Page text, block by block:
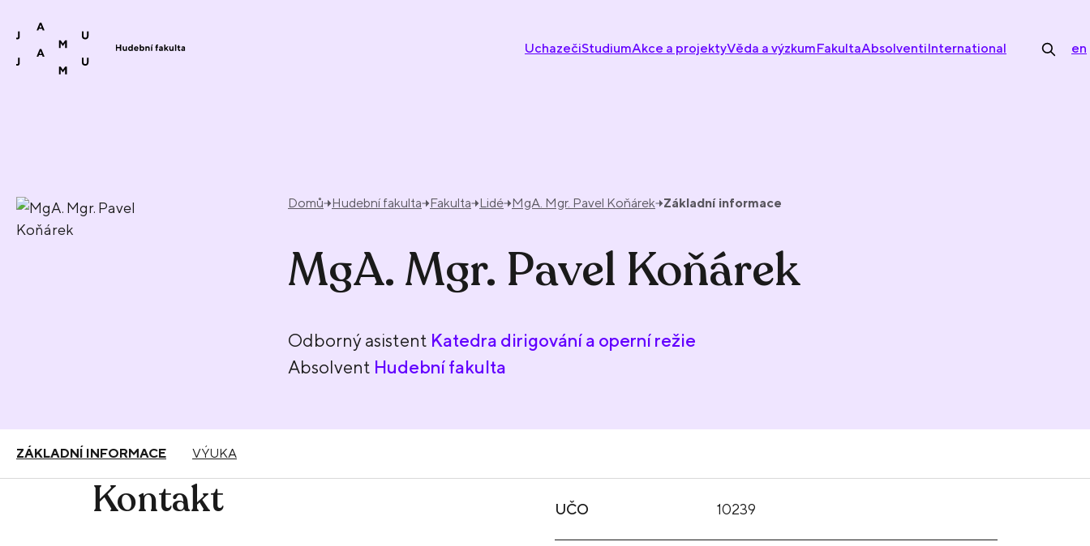
UchazečiStudiumAkce a projektyVěda a výzkumFakultaAbsolventiInternational en
Domů Hudební fakulta Fakulta Lidé MgA. Mgr. Pavel Koňárek Základní informace
MgA. Mgr. Pavel Koňárek
Odborný asistent Katedra dirigování a operní režie
Absolvent Hudební fakulta
ZÁKLADNÍ INFORMACE VÝUKA
Kontakt UČO 10239